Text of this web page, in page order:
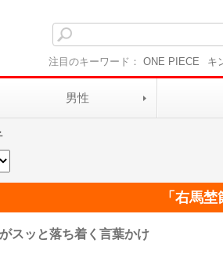
注目のキーワード： ONE PIECE キ
男性
「 右馬埜
スッと落ち着く言葉かけ